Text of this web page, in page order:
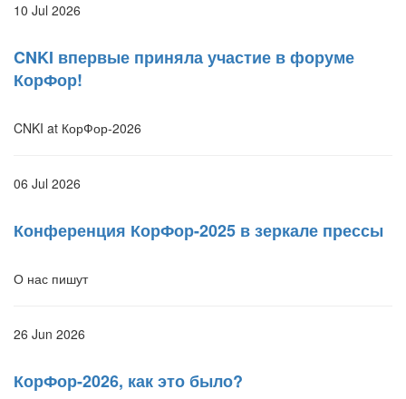
10 Jul 2026
CNKI впервые приняла участие в форуме
КорФор!
CNKI at КорФор-2026
06 Jul 2026
Конференция КорФор-2025 в зеркале прессы
О нас пишут
26 Jun 2026
КорФор-2026, как это было?